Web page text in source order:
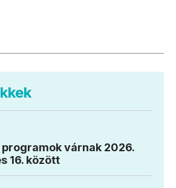
programok várnak 2026.
16. között